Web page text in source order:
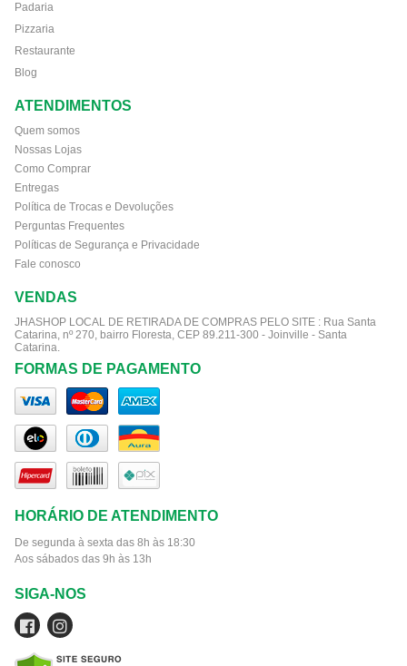
Padaria
Pizzaria
Restaurante
Blog
ATENDIMENTOS
Quem somos
Nossas Lojas
Como Comprar
Entregas
Política de Trocas e Devoluções
Perguntas Frequentes
Políticas de Segurança e Privacidade
Fale conosco
VENDAS
JHASHOP LOCAL DE RETIRADA DE COMPRAS PELO SITE : Rua Santa
Catarina, nº 270, bairro Floresta, CEP 89.211-300 - Joinville - Santa
Catarina.
FORMAS DE PAGAMENTO
HORÁRIO DE ATENDIMENTO
De segunda à sexta das 8h às 18:30
Aos sábados das 9h às 13h
SIGA-NOS